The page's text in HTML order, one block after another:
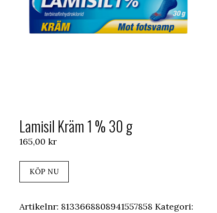
Lamisil Kräm 1 % 30 g
165,00 kr
KÖP NU
Artikelnr: 8133668808941557858 Kategori: